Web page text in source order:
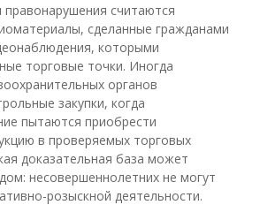
правонарушения считаются
сделанные гражданами
которыми
торговые точки. Иногда
органов
закупки, когда
пытаются приобрести
в проверяемых торговых
доказательная база может
несовершеннолетних не могут
розыскной деятельности.